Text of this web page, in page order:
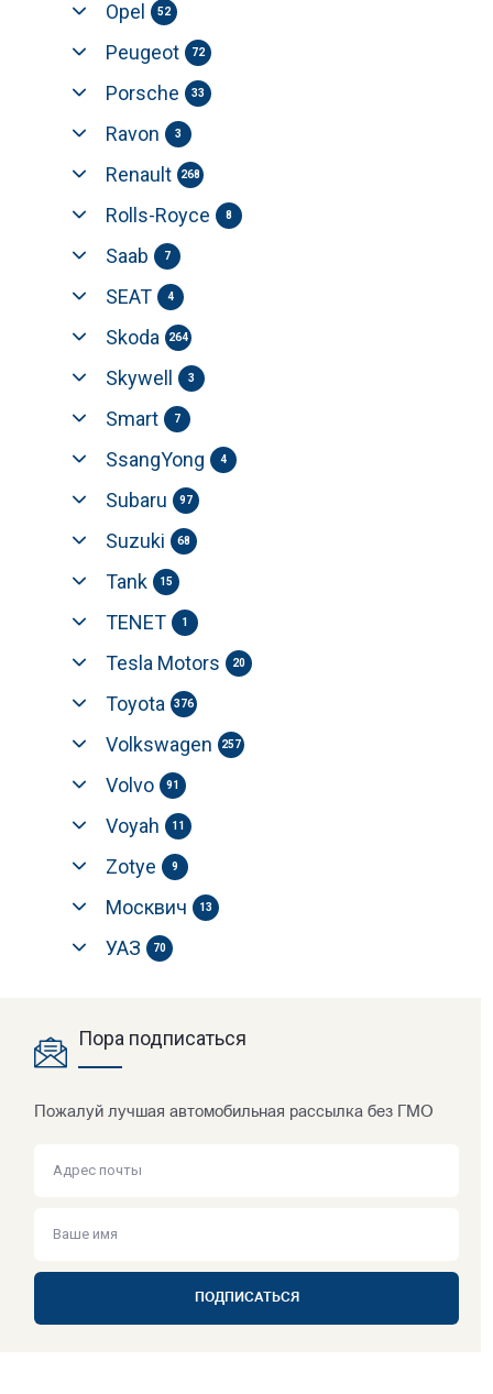
Opel 52
Peugeot 72
Porsche 33
Ravon 3
Renault 268
Rolls-Royce 8
Saab 7
SEAT 4
Skoda 264
Skywell 3
Smart 7
SsangYong 4
Subaru 97
Suzuki 68
Tank 15
TENET 1
Tesla Motors 20
Toyota 376
Volkswagen 257
Volvo 91
Voyah 11
Zotye 9
Москвич 13
УАЗ 70
Пора подписаться
Пожалуй лучшая автомобильная рассылка без ГМО
ПОДПИСАТЬСЯ